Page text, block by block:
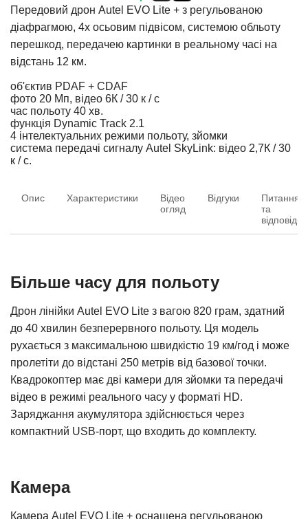
Передовий дрон Autel EVO Lite + з регульованою
діафрагмою, 4х осьовим підвісом, системою обльоту
перешкод, передачею картинки в реальному часі на
відстань 12 км.
об'єктив PDAF + CDAF
фото 20 Мп, відео 6К / 30 к / с
час польоту 40 хв.
функція Dynamic Track 2.1
4 інтелектуальних режими польоту, зйомки
система передачі сигналу Autel SkyLink: відео 2,7К / 30
к / с.
Опис Характеристики
Відео
огляд
Відгуки
Питання
та
відповіді
Більше часу для польоту
Дрон лінійки Autel EVO Lite з вагою 820 грам, здатний
до 40 хвилин безперервного польоту. Ця модель
рухається з максимальною швидкістю 19 км/год і може
пролетіти до відстані 250 метрів від базової точки.
Квадрокоптер має дві камери для зйомки та передачі
відео в режимі реального часу у форматі HD.
Заряджання акумулятора здійснюється через
компактний USB-порт, що входить до комплекту.
Камера
Камера Autel EVO Lite + оснащена регульованою